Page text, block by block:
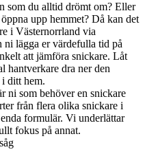
som du alltid drömt om? Eller
upp hemmet? Då kan det
i Västernorrland via
ni lägga er värdefulla tid på
att jämföra snickare. Låt
hantverkare dra ner den
ditt hem.
ni som behöver en snickare
från flera olika snickare i
formulär. Vi underlättar
fokus på annat.